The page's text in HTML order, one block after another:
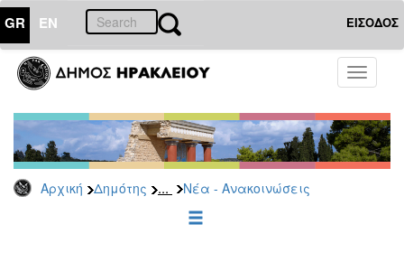
GR EN ΕΙΣΟΔΟΣ
Toggle
Αρχική Δημότης ... Νέα - Ανακοινώσεις
ΔΗΜΟΤΗΣ
Πολιτική
Νέα
-
Ανακοινώσεις